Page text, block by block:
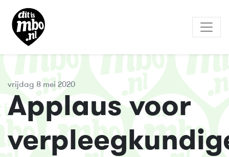
vrijdag 8 mei 2020
Applaus voor